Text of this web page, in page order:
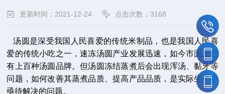
更新时间：2021-12-24 点击次数：3168
汤圆是深受我国人民喜爱的传统米制品，也是我国人民喜
爱的传统小吃之一，速冻汤圆产业发展迅速，如今市面上已
有上百种汤圆品牌。但汤圆冻结蒸煮后会出现浑汤、黏牙等
问题，如何改善其蒸煮品质、提高产品品质，是实际生产中
亟待解决的问题。